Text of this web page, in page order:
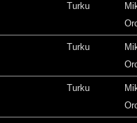
Turku
Turku
Turku